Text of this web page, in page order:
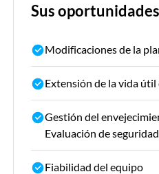
Sus oportunidades
Modificaciones de la
Extensión de la vida útil
Gestión del
Evaluación de seguridad
Fiabilidad del equipo​